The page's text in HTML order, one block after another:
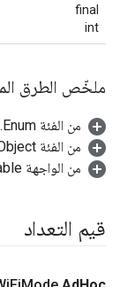
final
int
ملخّص الطرق
من الفئة java.lang.Enum
من الفئة java.lang.Object
من الواجهة java.lang.Comparable
قيم التعداد